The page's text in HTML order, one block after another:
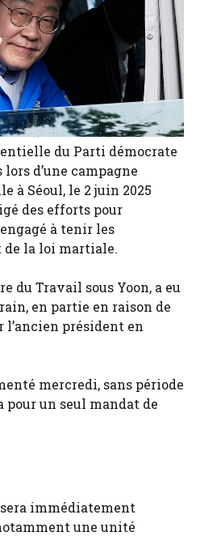
du Parti démocrate
d’une campagne
à Séoul, le 2 juin 2025
des efforts pour
à tenir les
de la loi martiale.
du Travail sous Yoon, a eu
en partie en raison de
président en
mercredi, sans période
un seul mandat de
immédiatement
une unité